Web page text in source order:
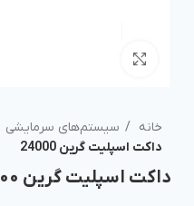
خانه سیستم‌های سرمایشی
داکت اسپلیت گرین 24000
داکت اسپلیت گرین 24000